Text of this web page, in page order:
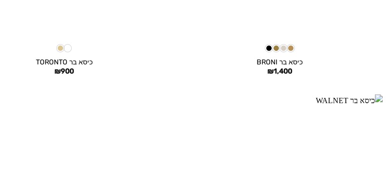
כיסא בר BRONI
₪1,400
כיסא בר TORONTO
₪900